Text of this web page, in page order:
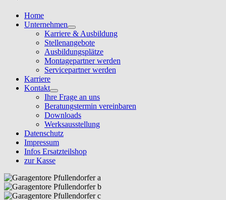
Home
Unternehmen
Karriere & Ausbildung
Stellenangebote
Ausbildungsplätze
Montagepartner werden
Servicepartner werden
Karriere
Kontakt
Ihre Frage an uns
Beratungstermin vereinbaren
Downloads
Werksausstellung
Datenschutz
Impressum
Infos Ersatzteilshop
zur Kasse